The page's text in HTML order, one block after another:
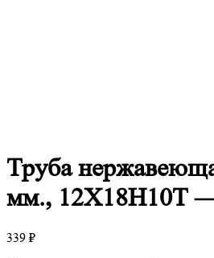
Труба
мм., 12Х18Н10Т —
339 ₽